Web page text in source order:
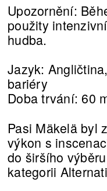
Upozornění:
použity
hudba.
Jazyk:
bariéry
Doba trvání: 60
Pasi Mäkelä byl
výkon s
do širšího
kategorii